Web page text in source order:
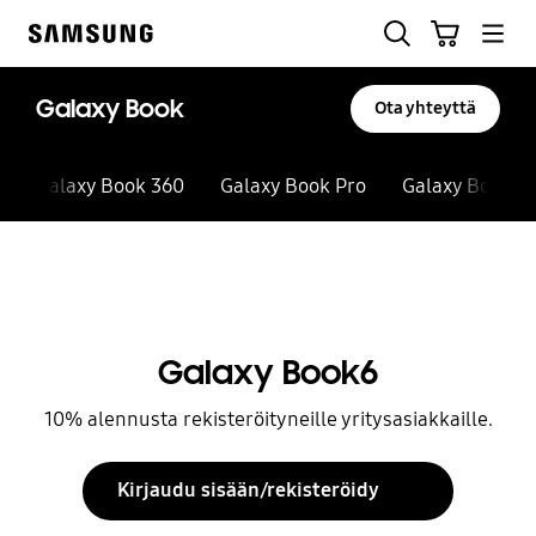
Galaxy Book Ota yhteyttä
Galaxy Book 360 Galaxy Book Pro Galaxy Book
Galaxy Book6
10% alennusta rekisteröityneille yritysasiakkaille.
Kirjaudu sisään/rekisteröidy